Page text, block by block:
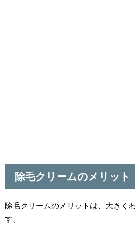
除毛クリームのメリット
除毛クリームのメリットは、大きく
す。